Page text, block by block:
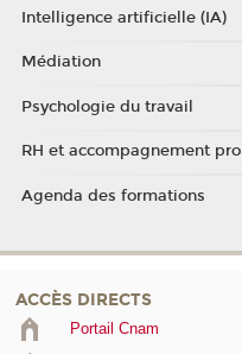
Intelligence artificielle (IA)
Médiation
Psychologie du travail
RH et accompagnement pro
Agenda des formations
ACCÈS DIRECTS
Portail Cnam